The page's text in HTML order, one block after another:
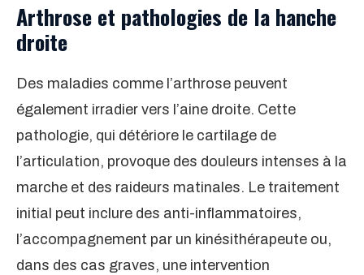
Arthrose et pathologies de la hanche
droite
Des maladies comme l’arthrose peuvent
également irradier vers l’aine droite. Cette
pathologie, qui détériore le cartilage de
l’articulation, provoque des douleurs intenses à la
marche et des raideurs matinales. Le traitement
initial peut inclure des anti-inflammatoires,
l’accompagnement par un kinésithérapeute ou,
dans des cas graves, une intervention